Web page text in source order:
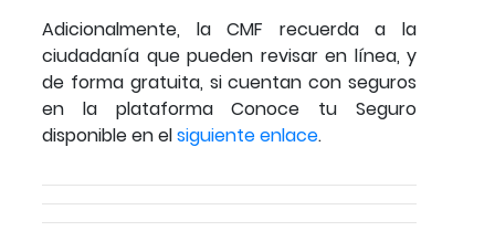
Adicionalmente, la CMF recuerda a la
ciudadanía que pueden revisar en línea, y
de forma gratuita, si cuentan con seguros
en la plataforma Conoce tu Seguro
disponible en elsiguiente enlace.